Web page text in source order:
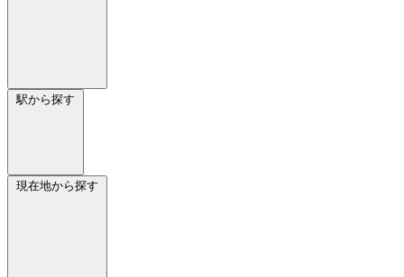
駅から探す
現在地から探す